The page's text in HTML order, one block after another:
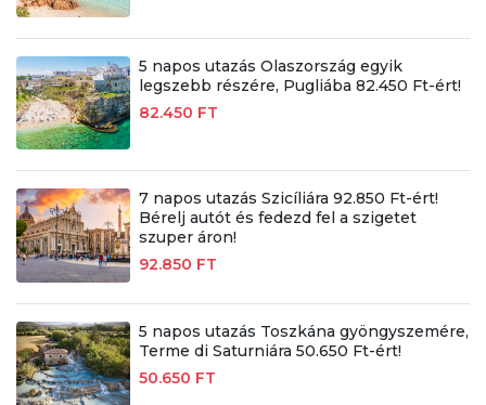
5 napos utazás Olaszország egyik
legszebb részére, Pugliába 82.450 Ft-ért!
82.450 FT
7 napos utazás Szicíliára 92.850 Ft-ért!
Bérelj autót és fedezd fel a szigetet
szuper áron!
92.850 FT
5 napos utazás Toszkána gyöngyszemére,
Terme di Saturniára 50.650 Ft-ért!
50.650 FT